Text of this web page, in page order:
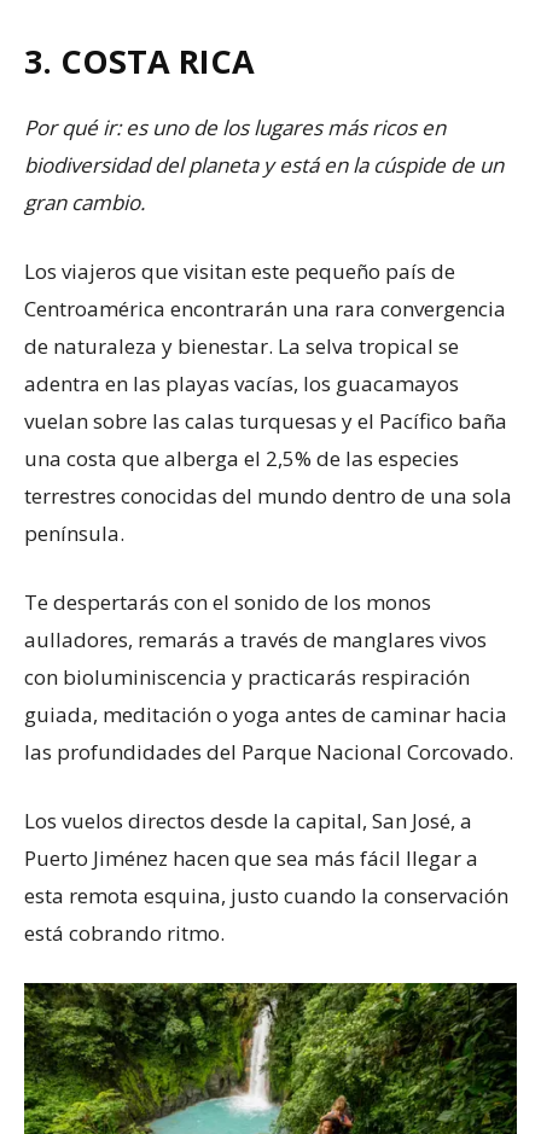
3. COSTA RICA
Por qué ir: es uno de los lugares más ricos en
biodiversidad del planeta y está en la cúspide de un
gran cambio.
Los viajeros que visitan este pequeño país de
Centroamérica encontrarán una rara convergencia
de naturaleza y bienestar. La selva tropical se
adentra en las playas vacías, los guacamayos
vuelan sobre las calas turquesas y el Pacífico baña
una costa que alberga el 2,5% de las especies
terrestres conocidas del mundo dentro de una sola
península.
Te despertarás con el sonido de los monos
aulladores, remarás a través de manglares vivos
con bioluminiscencia y practicarás respiración
guiada, meditación o yoga antes de caminar hacia
las profundidades del Parque Nacional Corcovado.
Los vuelos directos desde la capital, San José, a
Puerto Jiménez hacen que sea más fácil llegar a
esta remota esquina, justo cuando la conservación
está cobrando ritmo.